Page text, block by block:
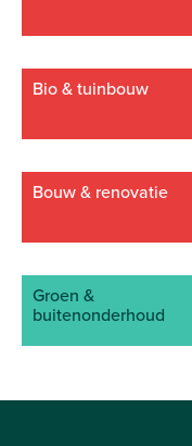
bio & tuinbouw
bouw & renovatie
groen &
buitenonderhoud